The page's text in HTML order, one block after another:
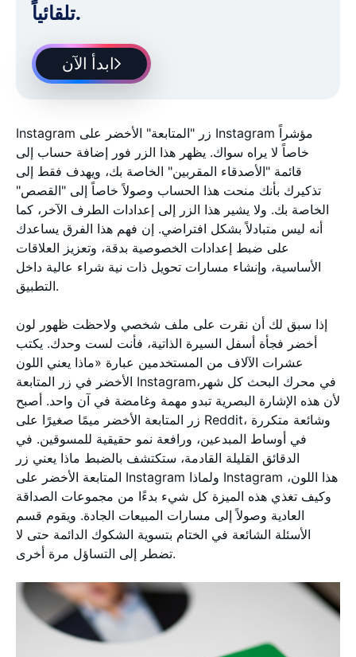
تلقائياً.
ابدأ الآن
Instagram زر "المتابعة" الأخضر على Instagram مؤشراً
خاصاً لا يراه سواك. يظهر هذا الزر فور إضافة حساب إلى
قائمة "الأصدقاء المقربين" الخاصة بك، ويهدف فقط إلى
تذكيرك بأنك منحت هذا الحساب وصولاً خاصاً إلى "القصص"
الخاصة بك. ولا يشير هذا الزر إلى إعدادات الطرف الآخر، كما
أنه ليس متبادلاً بشكل افتراضي. إن فهم هذا الفرق يساعدك
على ضبط إعدادات الخصوصية بدقة، وتعزيز العلاقات
الأساسية، وإنشاء مسارات تحويل ذات نية شراء عالية داخل
التطبيق.
إذا سبق لك أن نقرت على ملف شخصي ولاحظت ظهور لون
أخضر فجأة أسفل السيرة الذاتية، فأنت لست وحدك. يكتب
عشرات الآلاف من المستخدمين عبارة «ماذا يعني اللون
الأخضر في زر المتابعة Instagramفي محرك البحث كل شهر،
لأن هذه الإشارة البصرية تبدو مهمة وغامضة في آن واحد. أصبح
زر المتابعة الأخضر ميمًا صغيرًا على Reddit، وشائعة متكررة
في أوساط المبدعين، ورافعة نمو حقيقية للمسوقين. في
الدقائق القليلة القادمة، ستكتشف بالضبط ماذا يعني زر
المتابعة الأخضر على Instagram ولماذا Instagram هذا اللون،
وكيف تغذي هذه الميزة كل شيء بدءًا من مجموعات الصداقة
العادية وصولاً إلى مسارات المبيعات الجادة. ويقوم قسم
الأسئلة الشائعة في الختام بتسوية الشكوك الدائمة حتى لا
تضطر إلى التساؤل مرة أخرى.